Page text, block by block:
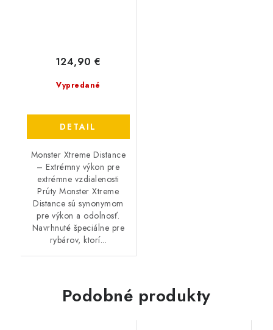
Vypredané
124,90 €
DETAIL
Monster Xtreme Distance
– Extrémny výkon pre
extrémne vzdialenosti
Prúty Monster Xtreme
Distance sú synonymom
pre výkon a odolnosť.
Navrhnuté špeciálne pre
rybárov, ktorí...
Podobné produkty